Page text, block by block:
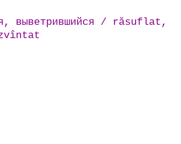
выветрившийся / răsuflat,